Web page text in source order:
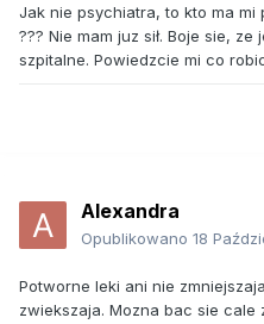
Jak nie psychiatra, to kto ma mi
??? Nie mam juz sił. Boje sie,
szpitalne. Powiedzcie mi co
Alexandra
Opublikowano 18
Potworne leki ani nie
zwiekszaja. Mozna bac sie